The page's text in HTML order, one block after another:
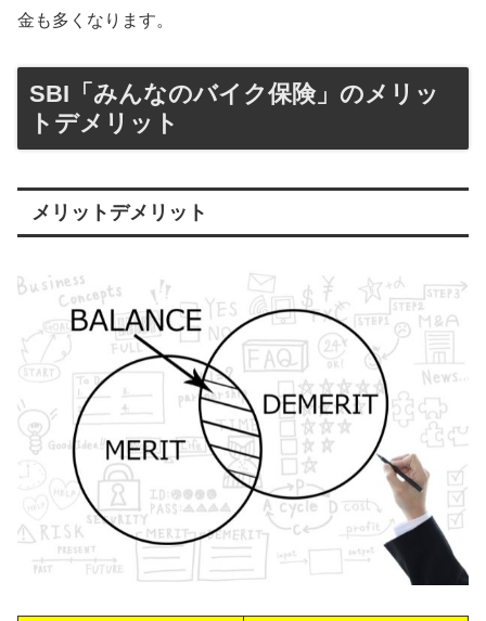
金も多くなります。
SBI「みんなのバイク保険」のメリッ
トデメリット
メリットデメリット